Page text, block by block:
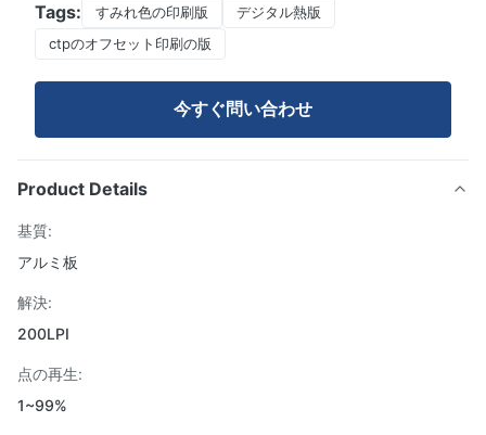
Tags: すみれ色の印刷版
デジタル熱版
ctpのオフセット印刷の版
今すぐ問い合わせ
Product Details
基質:
アルミ板
解決:
200LPI
点の再生:
1~99%